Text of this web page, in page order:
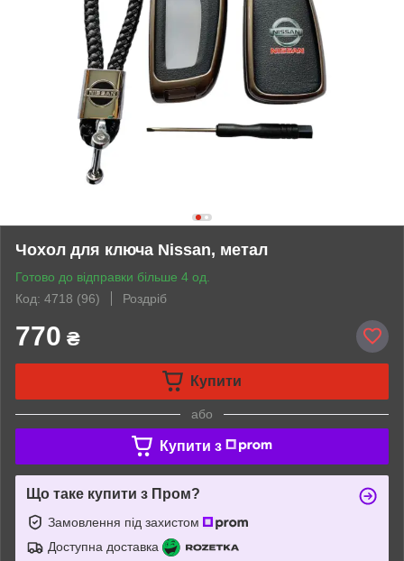
Чохол для ключа Nissan, метал
Готово до відправки більше 4 од.
Код: 4718 (96)
Роздріб
770 ₴
Купити
або
Купити з
Що таке купити з Пром?
Замовлення під захистом
Доступна доставка